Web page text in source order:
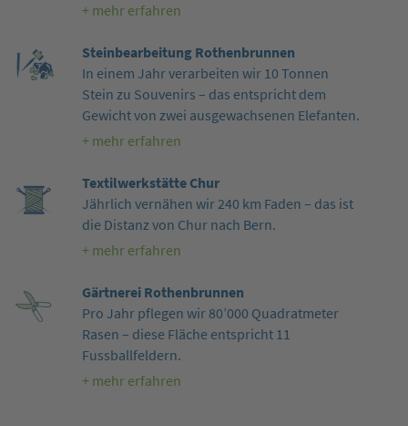
+ mehr erfahren
Steinbearbeitung Rothenbrunnen
In einem Jahr verarbeiten wir 10 Tonnen
Stein zu Souvenirs – das entspricht dem
Gewicht von zwei ausgewachsenen Elefanten.
+ mehr erfahren
Textilwerkstätte Chur
Jährlich vernähen wir 240 km Faden – das ist
die Distanz von Chur nach Bern.
+ mehr erfahren
Gärtnerei Rothenbrunnen
Pro Jahr pflegen wir 80’000 Quadratmeter
Rasen – diese Fläche entspricht 11
Fussballfeldern.
+ mehr erfahren